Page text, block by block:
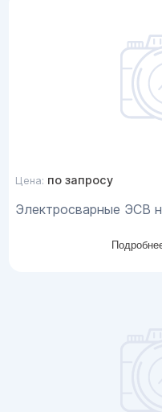
Цена: по запросу
Электросварные ЭСВ